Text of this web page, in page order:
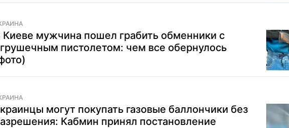
Киеве мужчина пошел грабить обменники с
пистолетом: чем все обернулось
могут покупать газовые баллончики без
Кабмин принял постановление